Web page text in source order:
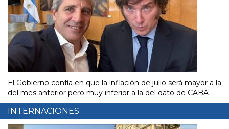
El Gobierno confía en que la inflación de julio será mayor a la
del mes anterior pero muy inferior a la del dato de CABA
INTERNACIONES